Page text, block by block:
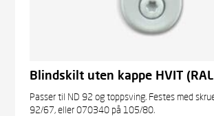
Blindskilt uten kappe HVIT
Passer til ND 92 og toppsving. Festes med
92/67, eller 070340 på 105/80.